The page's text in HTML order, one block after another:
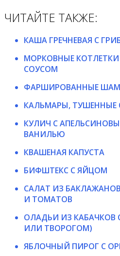
ЧИТАЙТЕ ТАКЖЕ:
КАША ГРЕЧНЕВАЯ С
МОРКОВНЫЕ
СОУСОМ
ФАРШИРОВАННЫЕ
КАЛЬМАРЫ,
КУЛИЧ С
ВАНИЛЬЮ
КВАШЕНАЯ КАПУСТА
БИФШТЕКС С ЯЙЦОМ
САЛАТ ИЗ
И ТОМАТОВ
ОЛАДЬИ ИЗ КАБАЧКОВ
ИЛИ ТВОРОГОМ)
ЯБЛОЧНЫЙ ПИРОГ С